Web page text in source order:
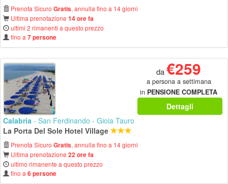
Prenota Sicuro Gratis, annulla fino a 14 giorni
Ultima prenotazione 14 ore fa
ultimi 2 rimanenti a questo prezzo
fino a 7 persone
da€259
a persona a settimana
in PENSIONE COMPLETA
Dettagli
Calabria - San Ferdinando - Gioia Tauro
La Porta Del Sole Hotel Village
Prenota Sicuro Gratis, annulla fino a 14 giorni
Ultima prenotazione 22 ore fa
ultimo rimanente a questo prezzo
fino a 6 persone